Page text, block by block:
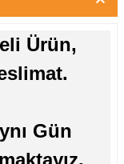
Ürün,
Gün